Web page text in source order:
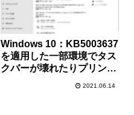
Windows 10：KB5003637
を適用した一部環境でタス
クバーが壊れたりプリンタ
2021.06.14